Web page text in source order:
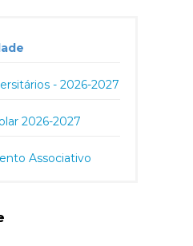
- 2026-2027
2026-2027
Associativo